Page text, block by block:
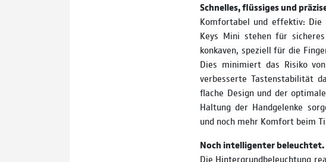
Schnelles, flüssiges und
Komfortabel und effektiv: Die
Keys Mini stehen für
konkaven, speziell für die
Dies minimiert das Risiko
verbesserte Tastenstabilität
flache Design und der
Haltung der Handgelenke
und noch mehr Komfort beim
Noch intelligenter beleuchtet.
Die Hintergrundbeleuchtung